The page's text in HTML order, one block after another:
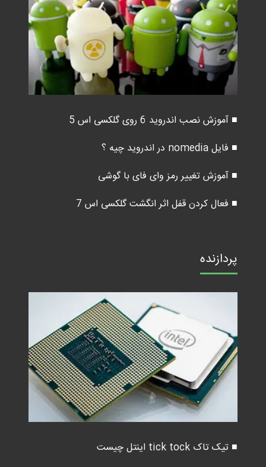
■ آموزش نصب اندروید 6 روی گلکسی اس 5
■ فایل nomedia در اندروید چیه ؟
■ آموزش تغییر رمز وای فای با گوشی
■ فعال کردن قفل اثر انگشت گلکسی اس 7
پردازنده
■ تیک تاک tick tock اینتل چیست